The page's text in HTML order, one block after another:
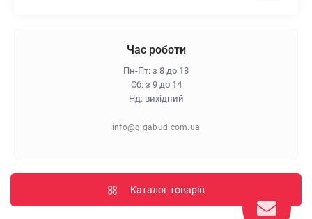
Гарантія та повернення
Політика конфіденційності
Час роботи
Пн-Пт: з 8 до 18
Сб: з 9 до 14
Нд: вихідний
info@gigabud.com.ua
Каталог товарів